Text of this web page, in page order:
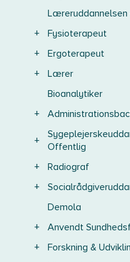
Læreruddannelsen
+
Fysioterapeut
+
Ergoterapeut
+
Lærer
Bioanalytiker
+
+
Offentlig
+
Radiograf
+
Demola
+
Anvendt
+
Forskning &